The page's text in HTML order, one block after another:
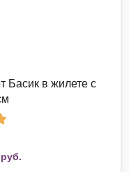
Басик в жилете с
руб.